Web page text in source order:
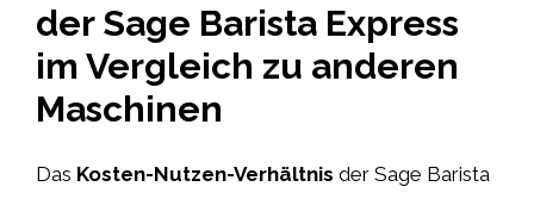
der Sage Barista Express
im Vergleich zu anderen
Maschinen
Das Kosten-Nutzen-Verhältnis der Sage Barista